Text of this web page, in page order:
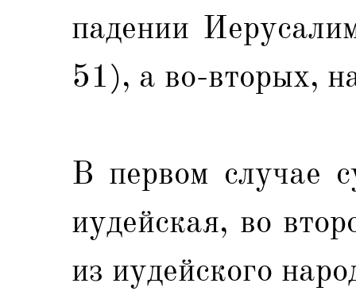
падении
51), а во-вторых,
В первом случае
иудейская, во
из иудейского